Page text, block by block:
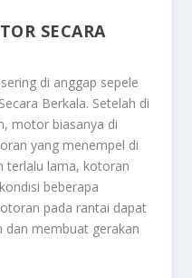
SECARA
di anggap sepele
Berkala. Setelah di
motor biasanya di
yang menempel di
terlalu lama, kotoran
beberapa
pada rantai dapat
dan membuat gerakan